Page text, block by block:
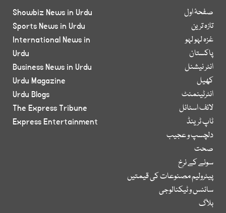
صفحۂ اول
تازہ ترین
غزہ لہو لہو
پاکستان
انٹر نیشنل
کھیل
انٹرٹینمنٹ
لائف اسٹائل
ٹاپ ٹرینڈ
دلچسپ و عجیب
صحت
سونے کے نرخ
پیٹرولیم مصنوعات کی قیمتیں
سائنس و ٹیکنالوجی
بلاگ
Showbiz News in Urdu
Sports News in Urdu
International News in
Urdu
Business News in Urdu
Urdu Magazine
Urdu Blogs
The Express Tribune
Express Entertainment